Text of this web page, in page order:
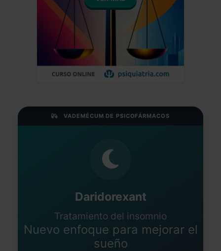
VADEMÉCUM DE PSICOFÁRMACOS
Daridorexant
Tratamiento del insomnio
Nuevo enfoque para mejorar el
sueño